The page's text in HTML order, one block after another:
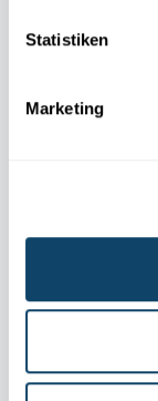
Statistiken
Marketing
GEHEIMSCHRIFT
Enthülle
FNR